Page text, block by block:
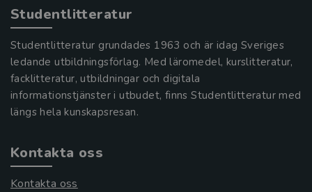
Studentlitteratur
Studentlitteratur grundades 1963 och är idag Sveriges
ledande utbildningsförlag. Med läromedel, kurslitteratur,
facklitteratur, utbildningar och digitala
informationstjänster i utbudet, finns Studentlitteratur med
längs hela kunskapsresan.
Kontakta oss
Kontakta oss